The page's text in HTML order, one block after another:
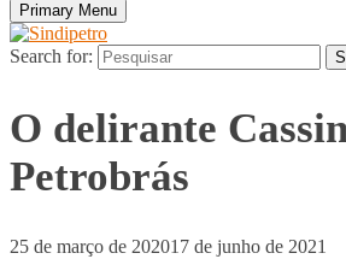
Primary Menu
Search for:
O delirante
Petrobrás
25 de março de 202017 de junho de 2021